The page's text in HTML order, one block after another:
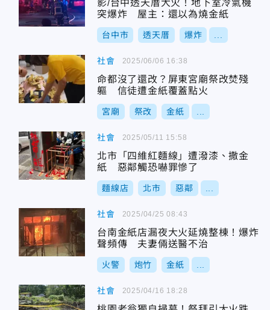
影/台中透天厝大火！地下室冷氣機
突爆炸 屋主：還以為燒金紙
台中市 透天厝 爆炸
社會
命都沒了還改？屏東宮廟祭改焚殘
軀 信徒遭金紙覆蓋點火
宮廟 祭改 金紙
2025/06/06 16:38
社會
北市「四維紅麵線」遭潑漆、撒金
紙 惡鄰觸恐嚇罪慘了
麵線店 北市 惡鄰
2025/05/11 15:58
社會
台南金紙店漏夜大火延燒整棟！爆炸
聲頻傳 夫妻倆送醫不治
火警 炮竹 金紙
2025/04/25 08:43
社會 2025/04/16 18:28